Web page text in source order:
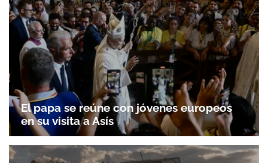
El papa se reúne con jóvenes europeos
en su visita a Asís